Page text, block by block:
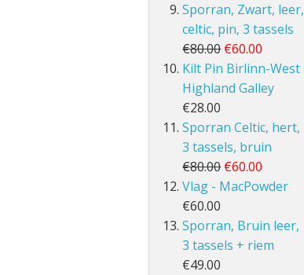
Sporran, Zwart, leer,
celtic, pin, 3 tassels
€80.00 €60.00
Kilt Pin Birlinn-West
Highland Galley
€28.00
Sporran Celtic, hert,
3 tassels, bruin
€80.00 €60.00
Vlag - MacPowder
€60.00
Sporran, Bruin leer,
3 tassels + riem
€49.00